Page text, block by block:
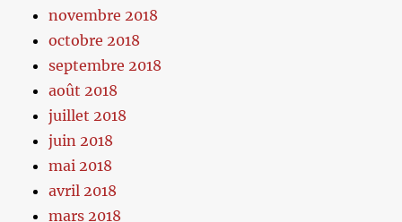
novembre 2018
octobre 2018
septembre 2018
août 2018
juillet 2018
juin 2018
mai 2018
avril 2018
mars 2018